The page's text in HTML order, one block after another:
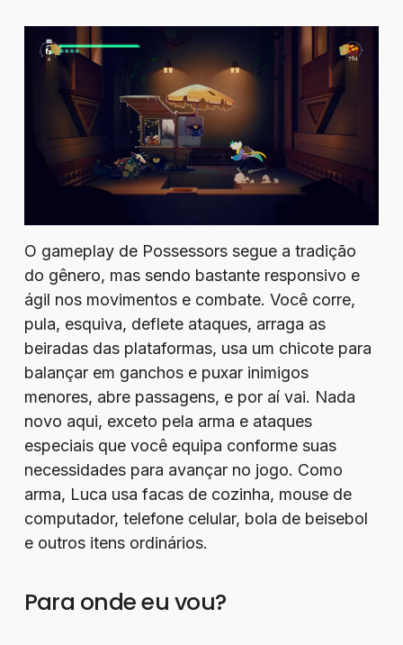
O gameplay de Possessors segue a tradição
do gênero, mas sendo bastante responsivo e
ágil nos movimentos e combate. Você corre,
pula, esquiva, deflete ataques, arraga as
beiradas das plataformas, usa um chicote para
balançar em ganchos e puxar inimigos
menores, abre passagens, e por aí vai. Nada
novo aqui, exceto pela arma e ataques
especiais que você equipa conforme suas
necessidades para avançar no jogo. Como
arma, Luca usa facas de cozinha, mouse de
computador, telefone celular, bola de beisebol
e outros itens ordinários.
Para onde eu vou?